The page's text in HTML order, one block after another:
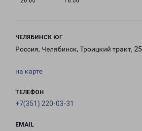
ЧЕЛЯБИНСК ЮГ
Россия, Челябинск, Троицкий тракт, 25
на карте
ТЕЛЕФОН
+7(351) 220-03-31
EMAIL